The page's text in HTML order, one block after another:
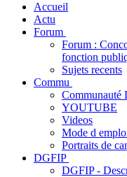
Accueil
Actu
Forum
Forum :
fonction
Sujets recents
Commu
Communauté
YOUTUBE
Videos
Mode d
Portraits de
DGFIP
DGFIP -